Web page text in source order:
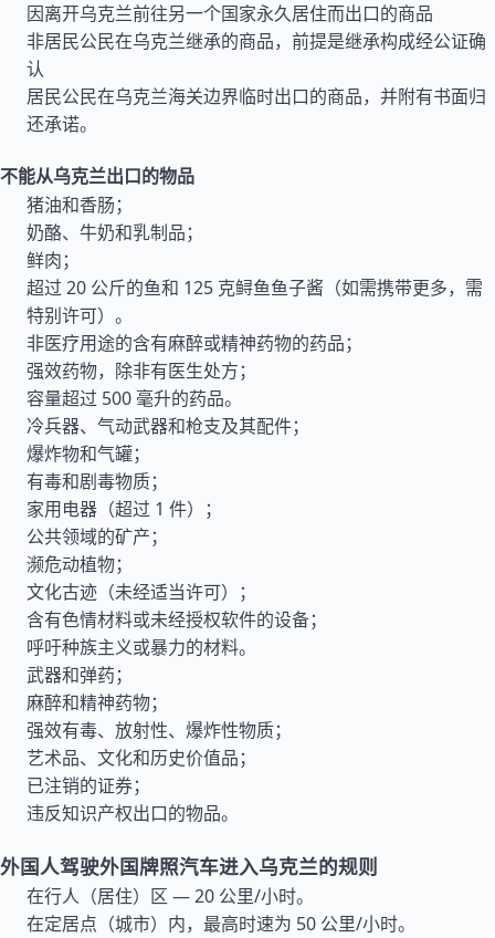
因离开乌克兰前往另一个国家永久居住而出口的商品
非居民公民在乌克兰继承的商品，前提是继承构成经公证确
认
居民公民在乌克兰海关边界临时出口的商品，并附有书面归
还承诺。
不能从乌克兰出口的物品
猪油和香肠；
奶酪、牛奶和乳制品；
鲜肉；
超过 20 公斤的鱼和 125 克鲟鱼鱼子酱（如需携带更多，需
特别许可）。
非医疗用途的含有麻醉或精神药物的药品；
强效药物，除非有医生处方；
容量超过 500 毫升的药品。
冷兵器、气动武器和枪支及其配件；
爆炸物和气罐；
有毒和剧毒物质；
家用电器（超过 1 件）；
公共领域的矿产；
濒危动植物；
文化古迹（未经适当许可）；
含有色情材料或未经授权软件的设备；
呼吁种族主义或暴力的材料。
武器和弹药；
麻醉和精神药物；
强效有毒、放射性、爆炸性物质；
艺术品、文化和历史价值品；
已注销的证券；
违反知识产权出口的物品。
外国人驾驶外国牌照汽车进入乌克兰的规则
在行人（居住）区 — 20 公里/小时。
在定居点（城市）内，最高时速为 50 公里/小时。